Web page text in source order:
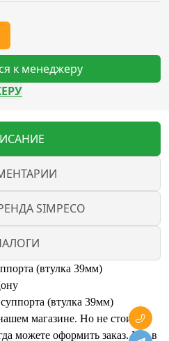
к менеджеру
SIMPECO
(втулка 39мм)
(втулка 39мм)
магазине. Но не стоит
можете оформить заказ. Мы в